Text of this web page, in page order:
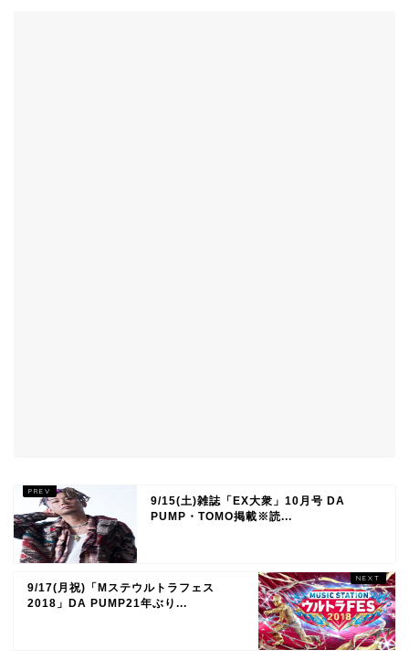
9/15(土)雑誌「EX大衆」10月号 DA
PUMP・TOMO掲載※読...
9/17(月祝)「Mステウルトラフェス
2018」DA PUMP21年ぶり...